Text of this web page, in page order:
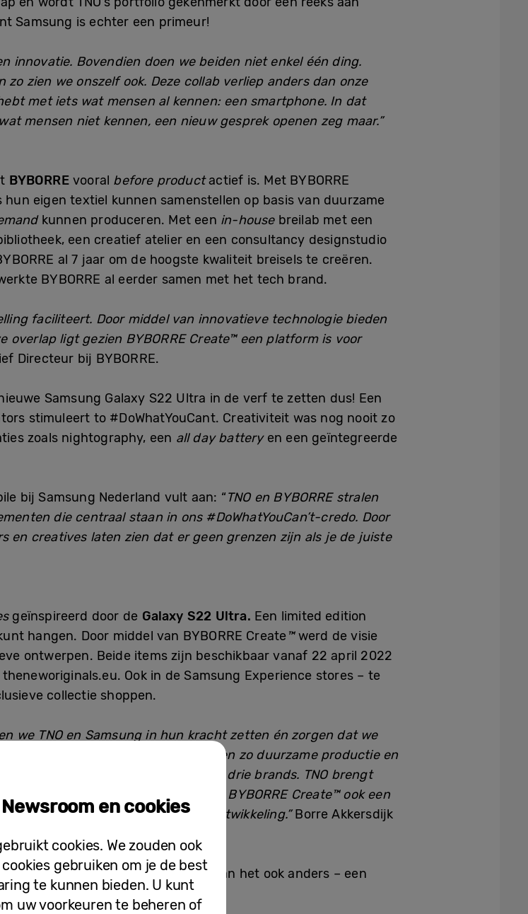
Samsung is echter een primeur!
innovatie. Bovendien doen we beiden niet enkel één ding.
zien we onszelf ook. Deze collab verliep anders dan onze
met iets wat mensen al kennen: een smartphone. In dat
mensen niet kennen, een nieuw gesprek openen zeg maar.”
BYBORREvooral before productactief is. Met BYBORRE
eigen textiel kunnen samenstellen op basis van duurzame
kunnen produceren. Met een in-house breilab met een
een creatief atelier en een consultancy designstudio
al 7 jaar om de hoogste kwaliteit breisels te creëren.
BYBORRE al eerder samen met het tech brand.
faciliteert. Door middel van innovatieve technologie bieden
overlap ligt gezien BYBORRE Create™een platform is voor
Directeur bij BYBORRE.
Samsung Galaxy S22 Ultra in de verf te zetten dus! Een
stimuleert to #DoWhatYouCant. Creativiteit was nog nooit zo
zoals nightography, een all day battery en een geïntegreerde
bij Samsung Nederland vult aan: “TNO en BYBORRE stralen
die centraal staan in ons #DoWhatYouCan’t-credo. Door
en creatives laten zien dat er geen grenzen zijn als je de juiste
geïnspireerd door de Galaxy S22 Ultra. Een limited edition
hangen. Door middel van BYBORRE Create™️werd de visie
ontwerpen. Beide items zijn beschikbaar vanaf 22 april 2022
Ook in de Samsung Experience stores – te
collectie shoppen.
we TNO en Samsung in hun kracht zetten én zorgen dat we
product. Rekeninghoudend met een zo duurzame productie en
link van connectiviteit tussen de drie brands. TNO brengt
een dialoog aan en wij zijn met BYBORRE Create™️ ook een
was de foundation van de stofontwikkeling.”Borre Akkersdijk
creëerde TNO – hoe kan het ook anders – een
en cookies
cookies. We zouden ook
gebruiken om je de best
te kunnen bieden. U kunt
uw voorkeuren te beheren of